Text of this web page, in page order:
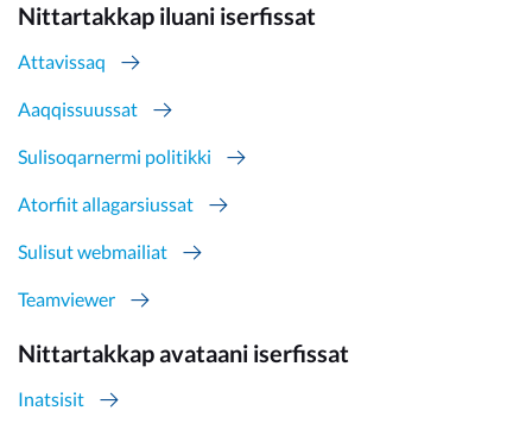
Nittartakkap iluani iserfissat
Attavissaq
Aaqqissuussat
Sulisoqarnermi politikki
Atorfiit allagarsiussat
Sulisut webmailiat
Teamviewer
Nittartakkap avataani iserfissat
Inatsisit